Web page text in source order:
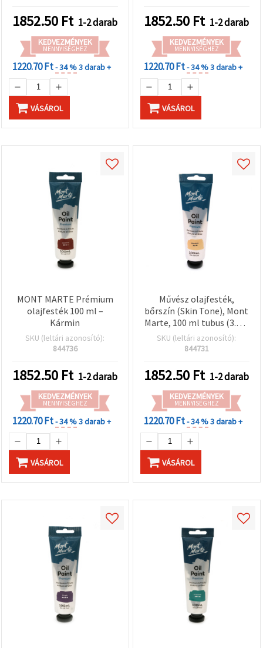
1852.50 Ft 1-2 darab
KEDVEZMÉNYEK
MENNYISÉGHEZ
1220.70 Ft- 34 %3 darab +
VÁSÁROL
képzőművészeti
festéshez
1852.50 Ft 1-2 darab
KEDVEZMÉNYEK
MENNYISÉGHEZ
1220.70 Ft- 34 %3 darab +
VÁSÁROL
MONT MARTE Prémium
olajfesték 100 ml –
Kármin
SKU (leltári azonosító):
844736
1852.50 Ft 1-2 darab
KEDVEZMÉNYEK
MENNYISÉGHEZ
1220.70 Ft- 34 %3 darab +
VÁSÁROL
Művész olajfesték,
bőrszín (Skin Tone), Mont
Marte, 100 ml tubus (3.4 fl
oz) – olaj alapú portrészín
vászonra,
festéshez
SKU (leltári azonosító):
844731
1852.50 Ft 1-2 darab
KEDVEZMÉNYEK
MENNYISÉGHEZ
1220.70 Ft- 34 %3 darab +
VÁSÁROL